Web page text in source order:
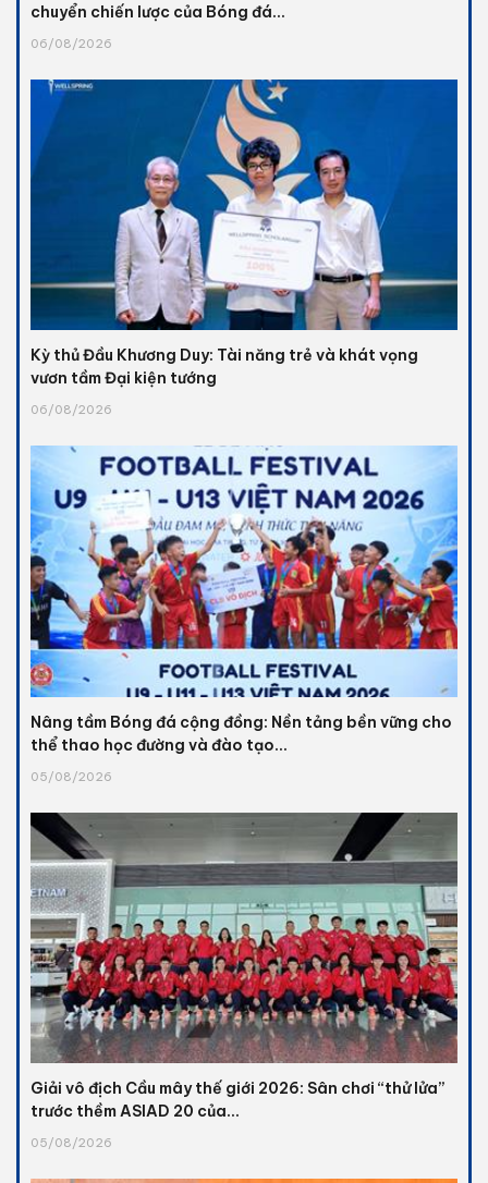
chuyển chiến lược của Bóng đá...
06/08/2026
Kỳ thủ Đầu Khương Duy: Tài năng trẻ và khát vọng
vươn tầm Đại kiện tướng
06/08/2026
Nâng tầm Bóng đá cộng đồng: Nền tảng bền vững cho
thể thao học đường và đào tạo...
05/08/2026
Giải vô địch Cầu mây thế giới 2026: Sân chơi “thử lửa”
trước thềm ASIAD 20 của...
05/08/2026